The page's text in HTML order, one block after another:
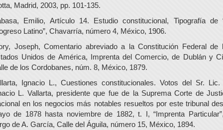
Madrid, 2003, pp. 101-135.
Emilio, Artículo 14. Estudio constitucional, Tipografía de
Latino”, Chavarría, número 4, México, 1906.
Joseph, Comentario abreviado a la Constitución Federal de
Unidos de América, Imprenta del Comercio, de Dublán y
de los Cordobanes, núm. 8, México, 1879.
Ignacio L., Cuestiones constitucionales. Votos del Sr. Lic.
L. Vallarta, presidente que fue de la Suprema Corte de
en los negocios más notables resueltos por este tribunal
de 1878 hasta noviembre de 1882, t. I, “Imprenta
de A. García, Calle del Águila, número 15, México, 1894.